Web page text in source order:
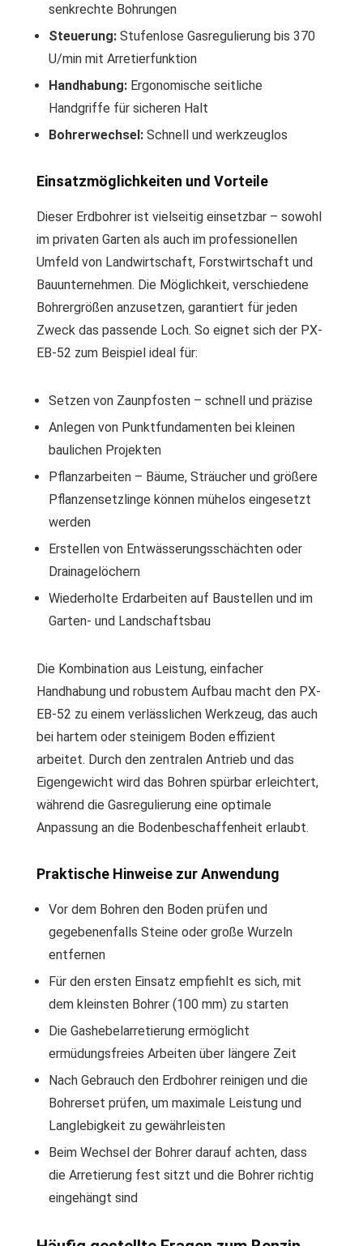
senkrechte Bohrungen
Steuerung: Stufenlose Gasregulierung bis 370
U/min mit Arretierfunktion
Handhabung: Ergonomische seitliche
Handgriffe für sicheren Halt
Bohrerwechsel: Schnell und werkzeuglos
Einsatzmöglichkeiten und Vorteile
Dieser Erdbohrer ist vielseitig einsetzbar – sowohl
im privaten Garten als auch im professionellen
Umfeld von Landwirtschaft, Forstwirtschaft und
Bauunternehmen. Die Möglichkeit, verschiedene
Bohrergrößen anzusetzen, garantiert für jeden
Zweck das passende Loch. So eignet sich der PX-
EB-52 zum Beispiel ideal für:
Setzen von Zaunpfosten – schnell und präzise
Anlegen von Punktfundamenten bei kleinen
baulichen Projekten
Pflanzarbeiten – Bäume, Sträucher und größere
Pflanzensetzlinge können mühelos eingesetzt
werden
Erstellen von Entwässerungsschächten oder
Drainagelöchern
Wiederholte Erdarbeiten auf Baustellen und im
Garten- und Landschaftsbau
Die Kombination aus Leistung, einfacher
Handhabung und robustem Aufbau macht den PX-
EB-52 zu einem verlässlichen Werkzeug, das auch
bei hartem oder steinigem Boden effizient
arbeitet. Durch den zentralen Antrieb und das
Eigengewicht wird das Bohren spürbar erleichtert,
während die Gasregulierung eine optimale
Anpassung an die Bodenbeschaffenheit erlaubt.
Praktische Hinweise zur Anwendung
Vor dem Bohren den Boden prüfen und
gegebenenfalls Steine oder große Wurzeln
entfernen
Für den ersten Einsatz empfiehlt es sich, mit
dem kleinsten Bohrer (100 mm) zu starten
Die Gashebelarretierung ermöglicht
ermüdungsfreies Arbeiten über längere Zeit
Nach Gebrauch den Erdbohrer reinigen und die
Bohrerset prüfen, um maximale Leistung und
Langlebigkeit zu gewährleisten
Beim Wechsel der Bohrer darauf achten, dass
die Arretierung fest sitzt und die Bohrer richtig
eingehängt sind